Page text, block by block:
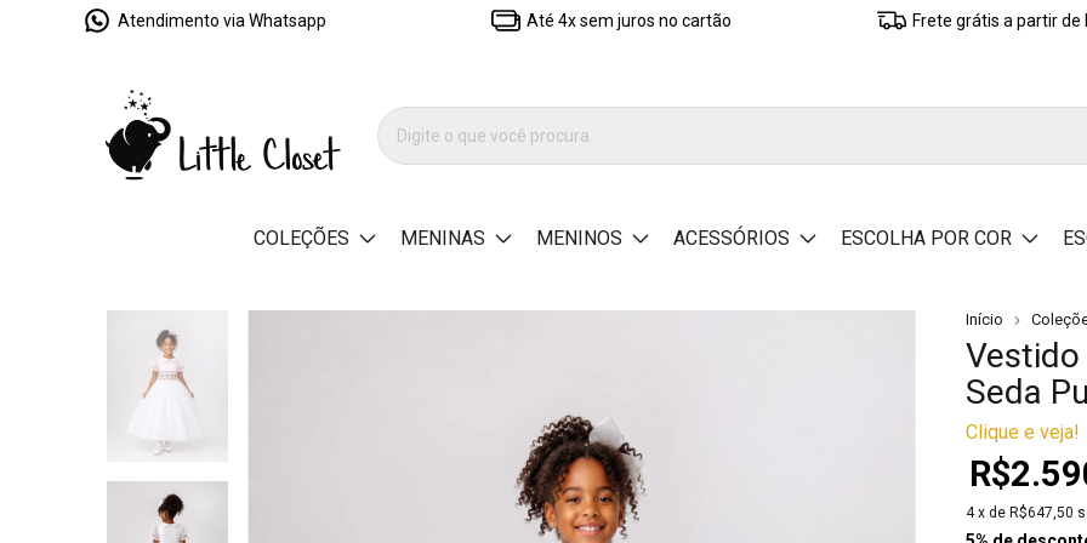
Atendimento via Whatsapp Até 4x sem juros no cartão Frete grátis a partir de
COLEÇÕES MENINAS MENINOS ACESSÓRIOS ESCOLHA POR COR
Início
Vestido
Seda
Clique e veja!
4 x de R$647,50